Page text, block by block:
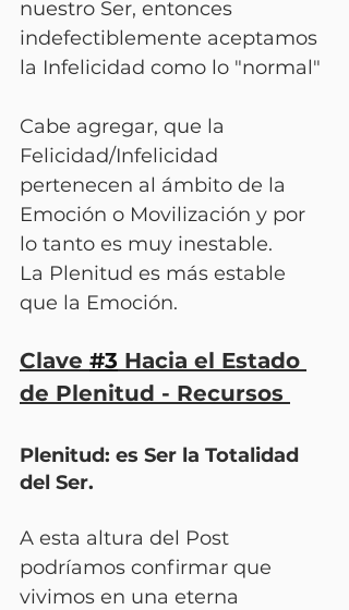
nuestro Ser, entonces
indefectiblemente aceptamos
la Infelicidad como lo "normal"
Cabe agregar, que la
Felicidad/Infelicidad
pertenecen al ámbito de la
Emoción o Movilización y por
lo tanto es muy inestable.
La Plenitud es más estable
que la Emoción.
Clave #3 Hacia el Estado
de Plenitud - Recursos
Plenitud: es Ser la Totalidad
del Ser.
A esta altura del Post
podríamos confirmar que
vivimos en una eterna